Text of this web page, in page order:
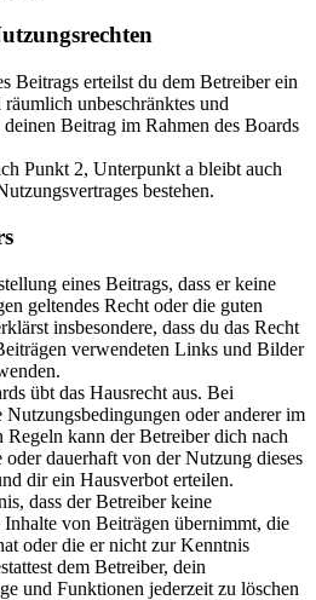
Beitrags erteilst du dem Betreiber ein
unbeschränktes und
Beitrag im Rahmen des Boards
Punkt 2, Unterpunkt a bleibt auch
bestehen.
eines Beitrags, dass er keine
geltendes Recht oder die guten
insbesondere, dass du das Recht
verwendeten Links und Bilder
übt das Hausrecht aus. Bei
Nutzungsbedingungen oder anderer im
kann der Betreiber dich nach
dauerhaft von der Nutzung dieses
dir ein Hausverbot erteilen.
dass der Betreiber keine
von Beiträgen übernimmt, die
oder die er nicht zur Kenntnis
dem Betreiber, dein
und Funktionen jederzeit zu löschen